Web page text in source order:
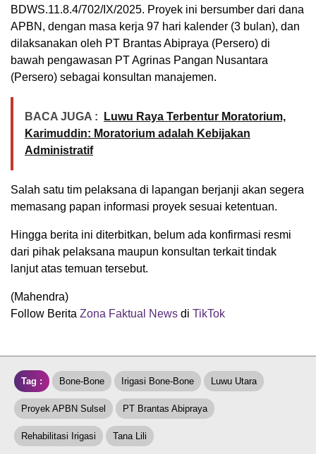
BDWS.11.8.4/702/IX/2025. Proyek ini bersumber dari dana
APBN, dengan masa kerja 97 hari kalender (3 bulan), dan
dilaksanakan oleh PT Brantas Abipraya (Persero) di
bawah pengawasan PT Agrinas Pangan Nusantara
(Persero) sebagai konsultan manajemen.
BACA JUGA :
Luwu Raya Terbentur Moratorium,
Karimuddin: Moratorium adalah Kebijakan
Administratif
Salah satu tim pelaksana di lapangan berjanji akan segera
memasang papan informasi proyek sesuai ketentuan.
Hingga berita ini diterbitkan, belum ada konfirmasi resmi
dari pihak pelaksana maupun konsultan terkait tindak
lanjut atas temuan tersebut.
(Mahendra)
Follow Berita Zona Faktual News di TikTok
Tag : Bone-Bone Irigasi Bone-Bone Luwu Utara
Proyek APBN Sulsel PT Brantas Abipraya
Rehabilitasi Irigasi Tana Lili